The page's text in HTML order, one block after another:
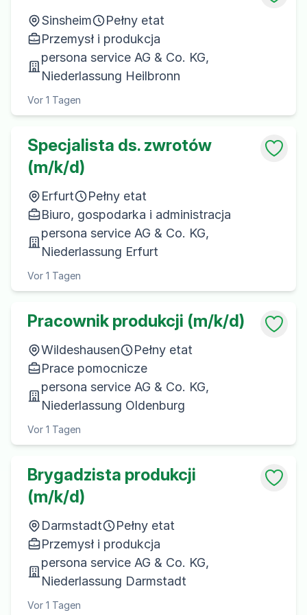
Sinsheim
Pełny etat
Przemysł i produkcja
persona service AG & Co. KG,
Niederlassung Heilbronn
Vor 1 Tagen
Specjalista ds. zwrotów
(m/k/d)
Erfurt
Pełny etat
Biuro, gospodarka i administracja
persona service AG & Co. KG,
Niederlassung Erfurt
Vor 1 Tagen
Pracownik produkcji (m/k/d)
Wildeshausen
Pełny etat
Prace pomocnicze
persona service AG & Co. KG,
Niederlassung Oldenburg
Vor 1 Tagen
Brygadzista produkcji
(m/k/d)
Darmstadt
Pełny etat
Przemysł i produkcja
persona service AG & Co. KG,
Niederlassung Darmstadt
Vor 1 Tagen